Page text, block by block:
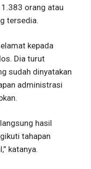
orang atau
tersedia.
kepada
Dia turut
sudah dinyatakan
administrasi
hasil
tahapan
katanya.